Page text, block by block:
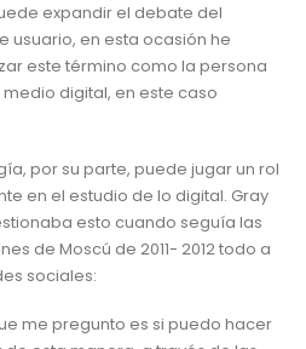
expandir el debate del
usuario, en esta ocasión he
este término como la persona
medio digital, en este caso
por su parte, puede jugar un rol
en el estudio de lo digital. Gray
esto cuando seguía las
de Moscú de 2011- 2012 todo a
sociales:
me pregunto es si puedo hacer